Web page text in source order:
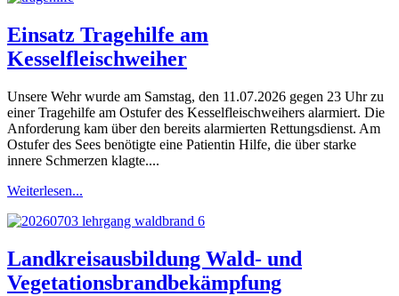
Einsatz Tragehilfe am
Kesselfleischweiher
Unsere Wehr wurde am Samstag, den 11.07.2026 gegen 23 Uhr zu
einer Tragehilfe am Ostufer des Kesselfleischweihers alarmiert. Die
Anforderung kam über den bereits alarmierten Rettungsdienst. Am
Ostufer des Sees benötigte eine Patientin Hilfe, die über starke
innere Schmerzen klagte....
Weiterlesen...
Landkreisausbildung Wald- und
Vegetationsbrandbekämpfung